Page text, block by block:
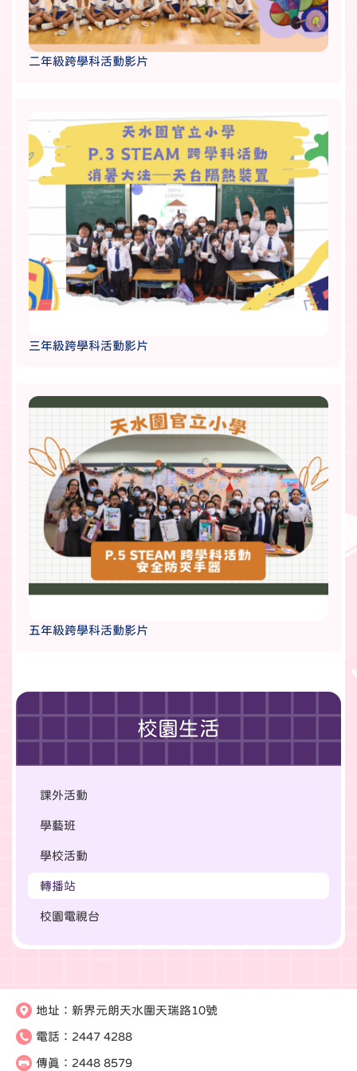
二年級跨學科活動影片
三年級跨學科活動影片
五年級跨學科活動影片
校園生活
課外活動
學藝班
學校活動
轉播站
校園電視台
地址： 新界元朗天水圍天瑞路10號
電話： 2447 4288
傳真： 2448 8579